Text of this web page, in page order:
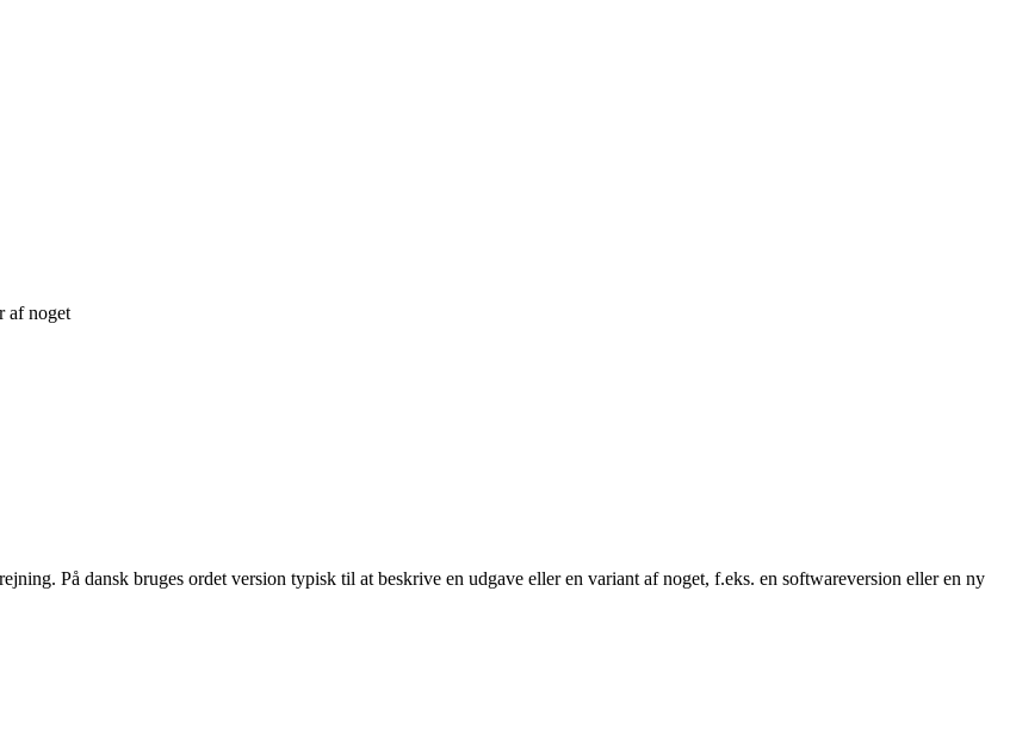
af noget
På dansk bruges ordet version typisk til at beskrive en udgave eller en variant af noget, f.eks. en softwareversion eller en ny